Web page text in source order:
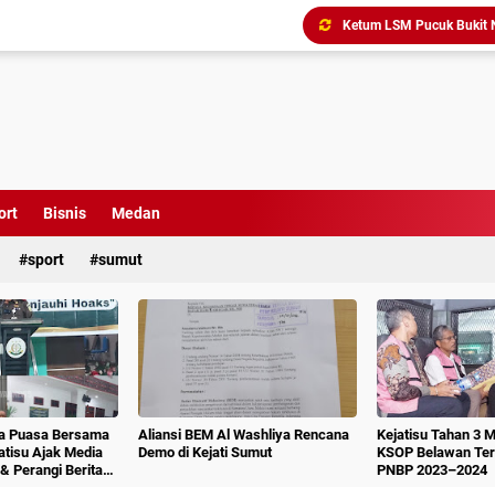
Triliunan Bantuan
Perkuat Koordinasi
Bisnis Medan
sport sumut
Puasa Bersama
Ajak Media
Perangi Berita
Aliansi BEM Al Washliya Rencana
Demo di Kejati Sumut
Kejatisu Tahan 3
KSOP Belawan
PNBP 2023–2024